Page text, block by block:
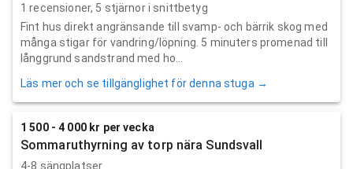
1 recensioner, 5 stjärnor i snittbetyg
Fint hus direkt angränsande till svamp- och bärrik skog med
många stigar för vandring/löpning. 5 minuters promenad till
långgrund sandstrand med ho...
Läs mer och se tillgänglighet för denna stuga →
1 500 - 4 000 kr per vecka
Sommaruthyrning av torp nära Sundsvall
4-8 sängplatser